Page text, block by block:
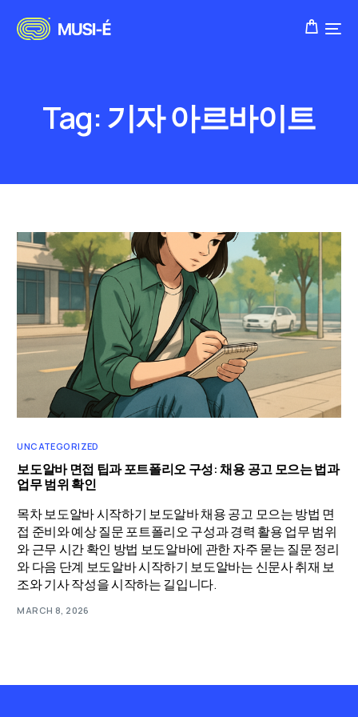
Tag:기자 아르바이트
UNCATEGORIZED
보도알바 면접 팁과 포트폴리오 구성: 채용 공고 모으는 법과
업무 범위 확인
목차 보도알바 시작하기 보도알바 채용 공고 모으는 방법 면
접 준비와 예상 질문 포트폴리오 구성과 경력 활용 업무 범위
와 근무 시간 확인 방법 보도알바에 관한 자주 묻는 질문 정리
와 다음 단계 보도알바 시작하기 보도알바는 신문사 취재 보
조와 기사 작성을 시작하는 길입니다.
MARCH 8, 2026